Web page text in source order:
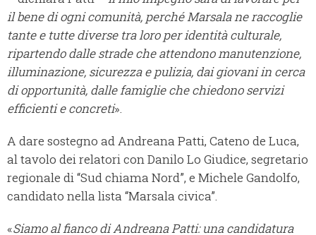
il bene di ogni comunità, perché Marsala ne raccoglie
tante e tutte diverse tra loro per identità culturale,
ripartendo dalle strade che attendono manutenzione,
illuminazione, sicurezza e pulizia, dai giovani in cerca
di opportunità, dalle famiglie che chiedono servizi
efficienti e concreti».
A dare sostegno ad Andreana Patti, Cateno de Luca,
al tavolo dei relatori con Danilo Lo Giudice, segretario
regionale di “Sud chiama Nord”, e Michele Gandolfo,
candidato nella lista “Marsala civica”.
«Siamo al fianco di Andreana Patti: una candidatura